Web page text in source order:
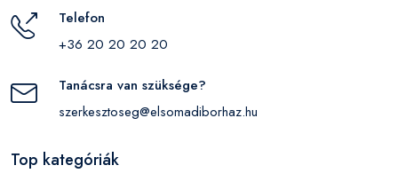
Telefon
+36 20 20 20 20
Tanácsra van szüksége?
szerkesztoseg@elsomadiborhaz.hu
Top kategóriák